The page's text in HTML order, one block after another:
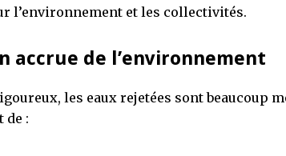
l’environnement et les collectivités.
accrue de l’environnement
les eaux rejetées sont beaucoup
de :